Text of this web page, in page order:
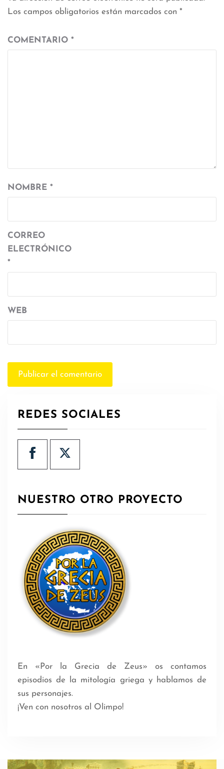
Los campos obligatorios están marcados con *
COMENTARIO *
NOMBRE *
CORREO
ELECTRÓNICO
*
WEB
REDES SOCIALES
NUESTRO OTRO PROYECTO
En «Por la Grecia de Zeus» os contamos
episodios de la mitología griega y hablamos de
sus personajes.
¡Ven con nosotros al Olimpo!